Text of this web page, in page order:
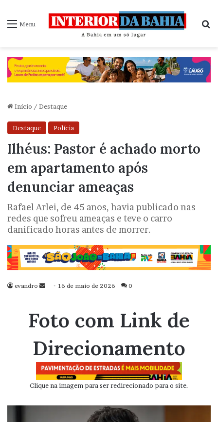
Menu
Início / Destaque
Destaque Polícia
Ilhéus: Pastor é achado morto
em apartamento após
denunciar ameaças
Rafael Arlei, de 45 anos, havia publicado nas
redes que sofreu ameaças e teve o carro
danificado horas antes de morrer.
evandro
Mande
mail
16 de maio de 2026 0
Foto com Link de
Direcionamento
Clique na imagem para ser redirecionado para o site.